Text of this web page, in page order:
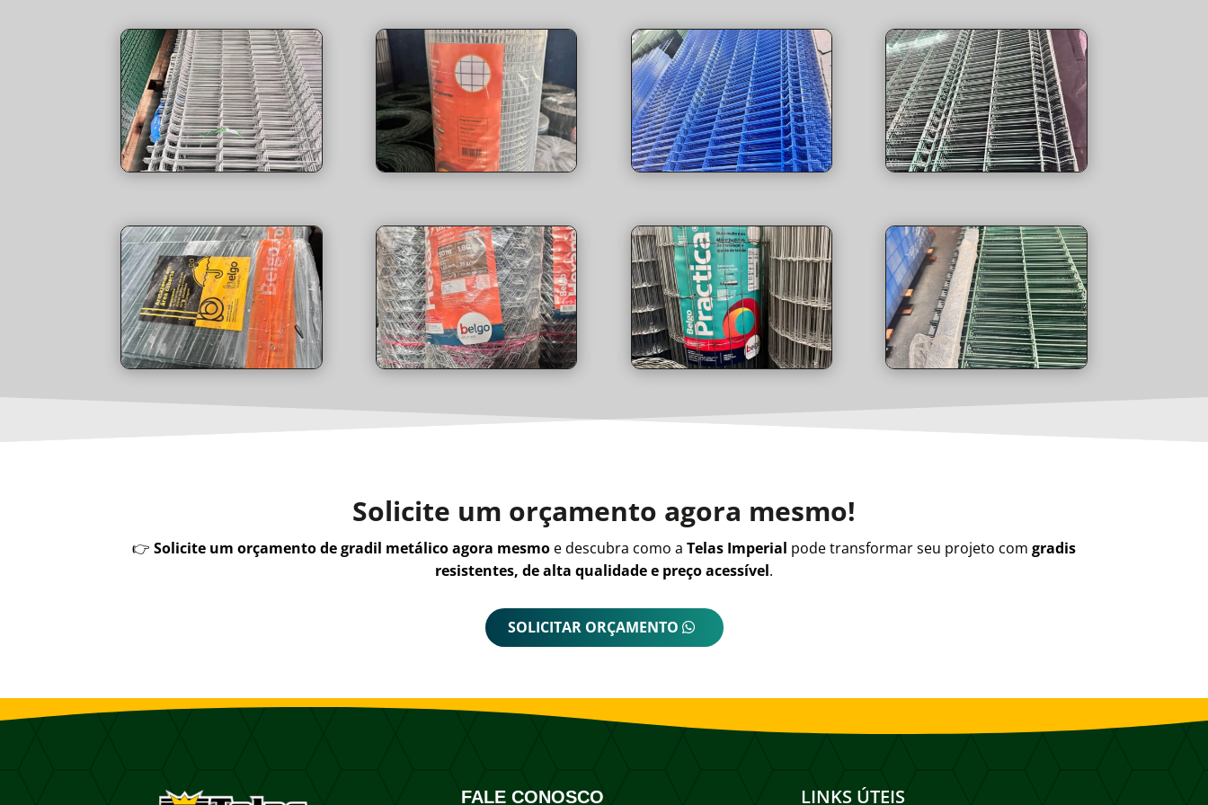
Solicite um orçamento agora mesmo!
👉 Solicite um orçamento de gradil metálico agora mesmo e descubra como a Telas Imperial pode transformar seu projeto com gradis
resistentes, de alta qualidade e preço acessível.
SOLICITAR ORÇAMENTO
FALE CONOSCO LINKS ÚTEIS